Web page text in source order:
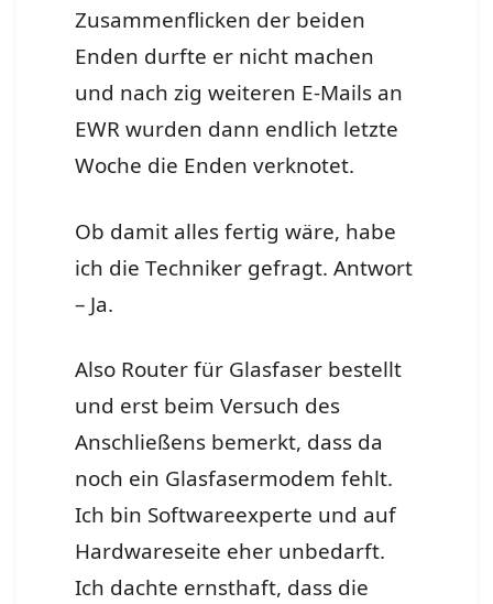
Zusammenflicken der beiden
Enden durfte er nicht machen
und nach zig weiteren E-Mails an
EWR wurden dann endlich letzte
Woche die Enden verknotet.
Ob damit alles fertig wäre, habe
ich die Techniker gefragt. Antwort
– Ja.
Also Router für Glasfaser bestellt
und erst beim Versuch des
Anschließens bemerkt, dass da
noch ein Glasfasermodem fehlt.
Ich bin Softwareexperte und auf
Hardwareseite eher unbedarft.
Ich dachte ernsthaft, dass die